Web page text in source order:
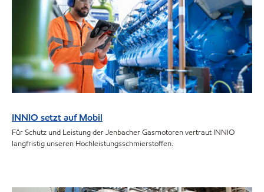
INNIO setzt auf Mobil
Für Schutz und Leistung der Jenbacher Gasmotoren vertraut INNIO
langfristig unseren Hochleistungsschmierstoffen.